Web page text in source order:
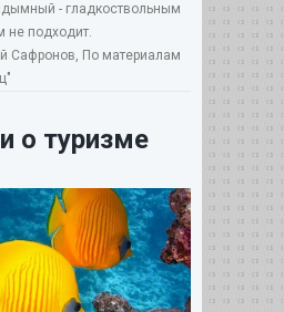
- гладкоствольным
не подходит.
Сафронов, По материалам
о туризме